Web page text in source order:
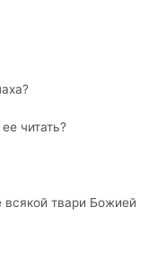
читать?
твари Божией